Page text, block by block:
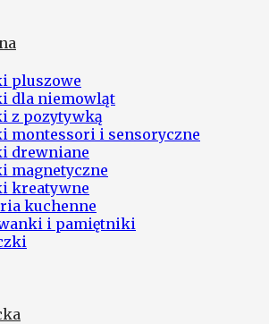
pluszowe
dla niemowląt
z pozytywką
montessori i sensoryczne
drewniane
magnetyczne
kreatywne
kuchenne
i pamiętniki